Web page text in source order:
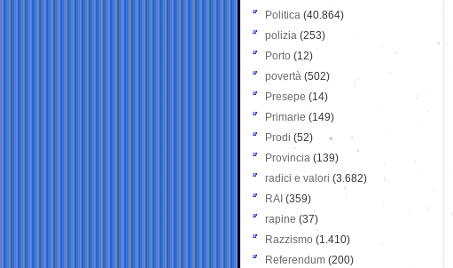
Politica (40.864)
polizia (253)
Porto (12)
povertà (502)
Presepe (14)
Primarie (149)
Prodi (52)
Provincia (139)
radici e valori (3.682)
RAI (359)
rapine (37)
Razzismo (1.410)
Referendum (200)